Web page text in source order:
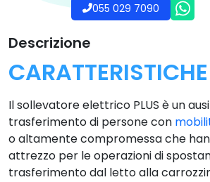
055 029 7090
Descrizione
CARATTERISTICHE
Il sollevatore elettrico PLUS è un
trasferimento di persone con
o altamente compromessa che
attrezzo per le operazioni di
trasferimento dal letto alla